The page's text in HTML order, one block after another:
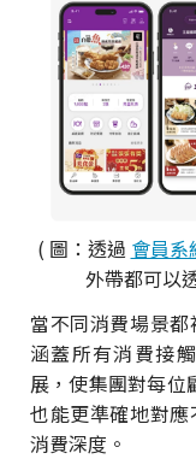
( 圖：透過 會員系
外帶都可以
當不同消費場景
涵蓋所有消費接
展，使集團對每位
也能更準確地對
消費深度。